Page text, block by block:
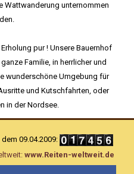
Wattwanderung unternommen
pur ! Unsere Bauernhof
Familie, in herrlicher und
wunderschöne Umgebung für
und Kutschfahrten, oder
in der Nordsee.
09.04.2009:
www.Reiten-weltweit.de